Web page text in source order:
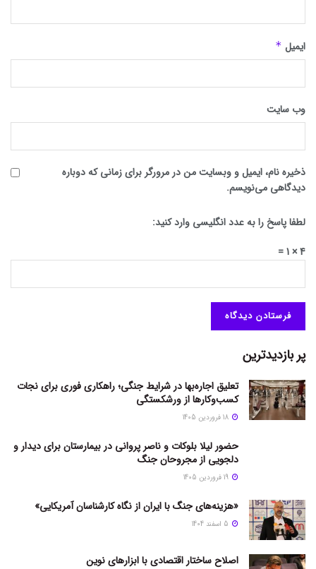
ایمیل *
وب‌ سایت
ذخیره نام، ایمیل و وبسایت من در مرورگر برای زمانی که دوباره
دیدگاهی می‌نویسم.
لطفا پاسخ را به عدد انگلیسی وارد کنید:
4 × 1 =
پر بازدیدترین
تعلیق اجاره‌بها در شرایط جنگی؛ راهکاری فوری برای نجات
کسب‌وکارها از ورشکستگی
حضور لیلا بلوکات و ناصر پروانی در بیمارستان برای دیدار و
دلجویی از مجروحان جنگ
«هزینه‌های جنگ با ایران از نگاه کارشناسان آمریکایی»
اصلاح ساختار اقتصادی با ابزارهای نوین